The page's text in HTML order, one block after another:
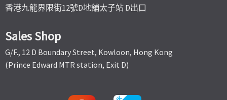
香港九龍界限街12號D地舖太子站 D出口
Sales Shop
G/F., 12 D Boundary Street, Kowloon, Hong Kong
(Prince Edward MTR station, Exit D)